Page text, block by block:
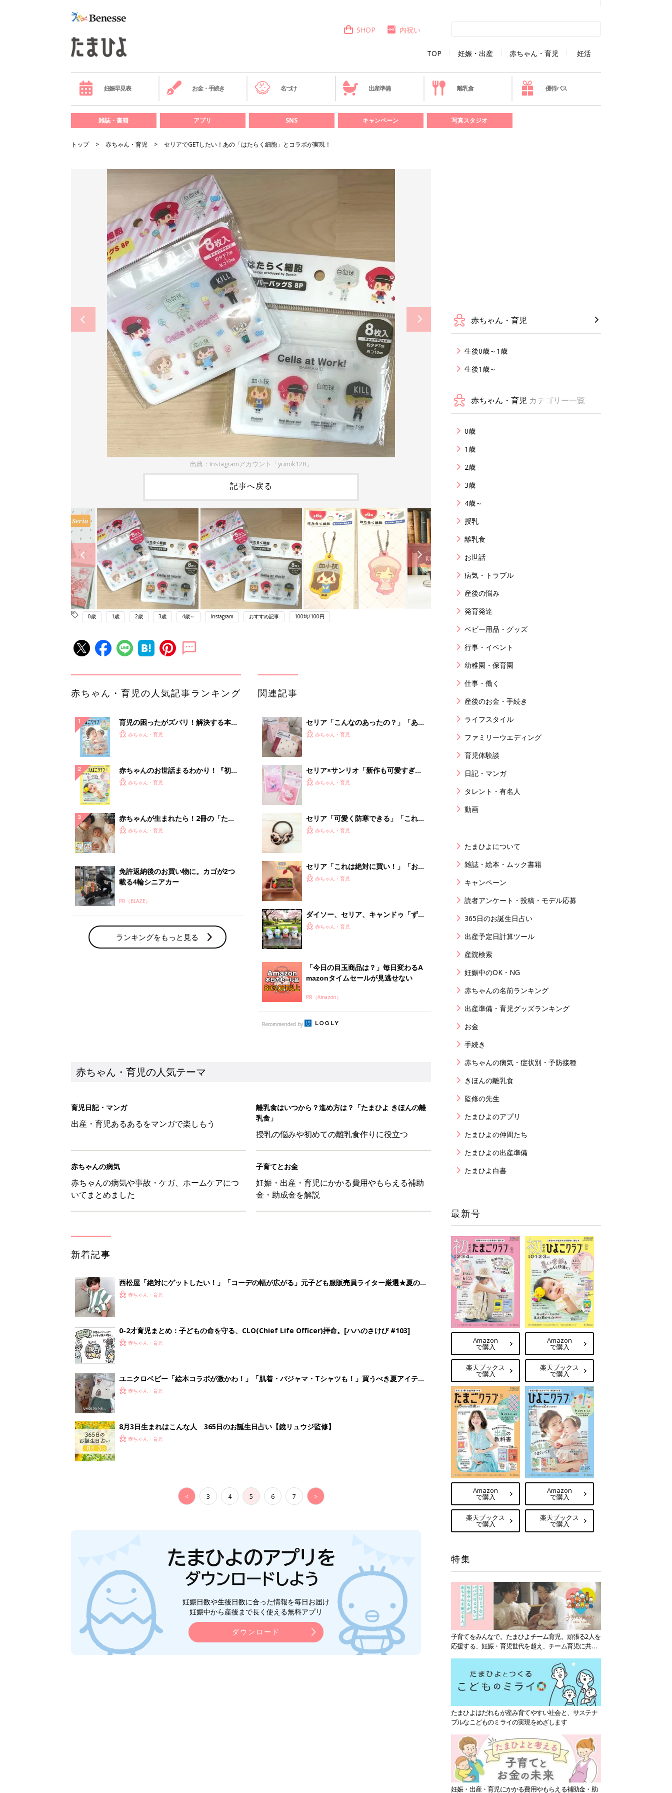
TOP 妊娠・出産 赤ちゃん・育児 妊活
SHOP 内祝い
妊娠早見表 お金・手続き 名づけ 出産準備 離乳食 優待パス
雑誌・書籍 アプリ SNS キャンペーン 写真スタジオ
トップ 赤ちゃん・育児 セリアでGETしたい！あの「はたらく細胞」とコラボが実現！
出典：Instagramアカウント「yumik128」
記事へ戻る
0歳 1歳 2歳 3歳 4歳～ Instagram おすすめ記事 100均/100円
赤ちゃん・育児の人気記事ランキング
育児の困ったがズバリ！解決する本
『ひよこクラブ 夏号』 4カ月～2才
赤ちゃん・育児
赤ちゃんのお世話まるわかり！『初め
てのひよこクラブ 夏号』〈巻頭大特
赤ちゃん・育児
赤ちゃんが生まれたら！2冊の「たま
ひよ」
赤ちゃん・育児
免許返納後のお買い物に。カゴが2つ
載る4輪シニアカー
PR（BLAZE）
ランキングをもっと見る
関連記事
セリア「こんなのあったの？」「あの
お悩みを解決」今欲しい！入園・進級
赤ちゃん・育児
セリア×サンリオ「新作も可愛すぎ」
「これは集めたい」話題のアイテム4
赤ちゃん・育児
セリア「可愛く防寒できる」「これが
110円で買えちゃうのすごい」話題の
赤ちゃん・育児
セリア「これは絶対に買い！」「お出
かけ中の時間稼ぎにも◎」大人気のお
赤ちゃん・育児
ダイソー、セリア、キャンドゥ「ずっ
と飾ってたい」「かわいくて即買
赤ちゃん・育児
「今日の目玉商品は？」毎日変わるA
mazonタイムセールが見逃せない
PR（Amazon）
Recommended by
赤ちゃん・育児の人気テーマ
育児日記・マンガ
出産・育児あるあるをマンガで楽しもう
離乳食はいつから？進め方は？「たまひよ きほんの離
乳食」
授乳の悩みや初めての離乳食作りに役立つ
赤ちゃんの病気
赤ちゃんの病気や事故・ケガ、ホームケアにつ
いてまとめました
子育てとお金
妊娠・出産・育児にかかる費用やもらえる補助
金・助成金を解説
新着記事
西松屋「絶対にゲットしたい！」「コーデの幅が広がる」元子ども服販売員ライター厳選★夏のバ
ズりアイテム5選
赤ちゃん・育児
0-2才育児まとめ：子どもの命を守る、CLO(Chief Life Officer)拝命。[ハハのさけび #103]
赤ちゃん・育児
ユニクロベビー「絵本コラボが激かわ！」「肌着・パジャマ・Tシャツも！」買うべき夏アイテム
5選赤ちゃん・育児
8月3日生まれはこんな人 365日のお誕生日占い【鏡リュウジ監修】
赤ちゃん・育児
< 3 4 5 6 7 >
妊娠日数や生後日数に合った情報を毎日お届け
妊娠中から産後まで長く使える無料アプリ
ダウンロード
赤ちゃん・育児
生後0歳～1歳
生後1歳～
赤ちゃん・育児 カテゴリー一覧
0歳
1歳
2歳
3歳
4歳～
授乳
離乳食
お世話
病気・トラブル
産後の悩み
発育発達
ベビー用品・グッズ
行事・イベント
幼稚園・保育園
仕事・働く
産後のお金・手続き
ライフスタイル
ファミリーウエディング
育児体験談
日記・マンガ
タレント・有名人
動画
たまひよについて
雑誌・絵本・ムック書籍
キャンペーン
読者アンケート・投稿・モデル応募
365日のお誕生日占い
出産予定日計算ツール
産院検索
妊娠中のOK・NG
赤ちゃんの名前ランキング
出産準備・育児グッズランキング
お金
手続き
赤ちゃんの病気・症状別・予防接種
きほんの離乳食
監修の先生
たまひよのアプリ
たまひよの仲間たち
たまひよの出産準備
たまひよ白書
最新号
Amazon
で購入
楽天ブックス
で購入
Amazon
で購入
楽天ブックス
で購入
Amazon
で購入
楽天ブックス
で購入
Amazon
で購入
楽天ブックス
で購入
特集
子育てをみんなで。たまひよチーム育児。頑張る2人を
応援する、妊娠・育児世代を超え、チーム育児に共感
たまひよはだれもが産み育てやすい社会と、サステナ
ブルなこどものミライの実現をめざします
妊娠・出産・育児にかかる費用やもらえる補助金・助